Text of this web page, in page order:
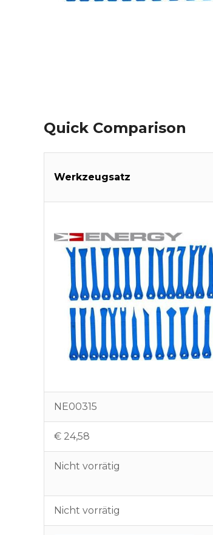
Quick Comparison
Werkzeugsatz
NE00315
€ 24,58
Nicht vorrätig
Nicht vorrätig